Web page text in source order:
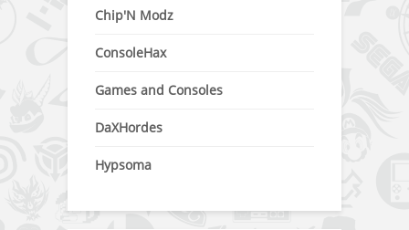
Chip'N Modz
ConsoleHax
Games and Consoles
DaXHordes
Hypsoma